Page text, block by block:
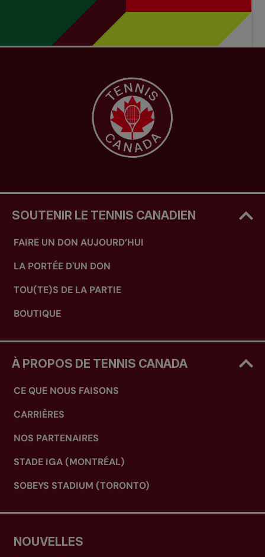
SOUTENIR LE TENNIS CANADIEN
FAIRE UN DON AUJOURD’HUI
LA PORTÉE D'UN DON
TOU(TE)S DE LA PARTIE
BOUTIQUE
À PROPOS DE TENNIS CANADA
CE QUE NOUS FAISONS
CARRIÈRES
NOS PARTENAIRES
STADE IGA (MONTRÉAL)
SOBEYS STADIUM (TORONTO)
NOUVELLES